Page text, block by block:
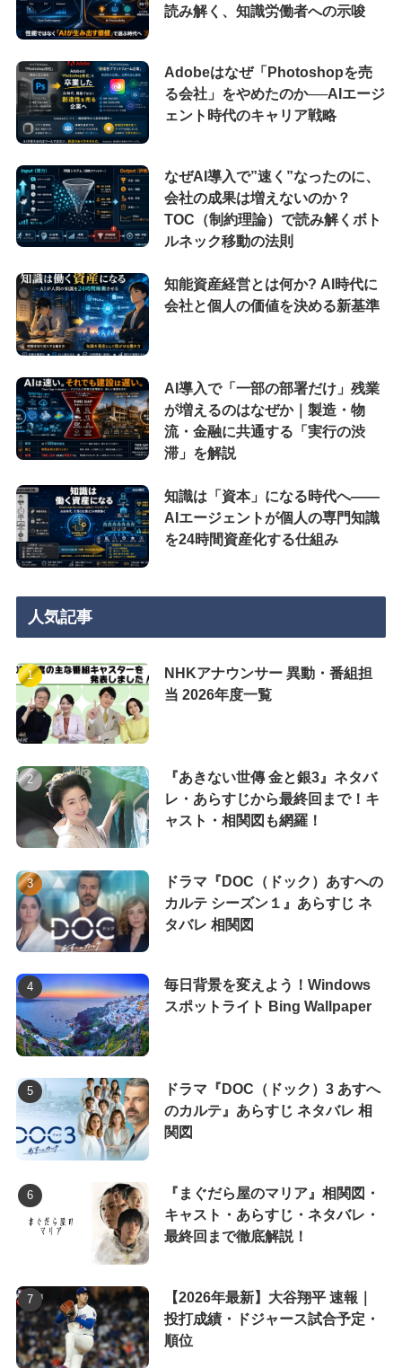
読み解く、知識労働者への示唆
Adobeはなぜ「Photoshopを売
る会社」をやめたのか──AIエージ
ェント時代のキャリア戦略
なぜAI導入で”速く”なったのに、
会社の成果は増えないのか？
TOC（制約理論）で読み解くボト
ルネック移動の法則
知能資産経営とは何か? AI時代に
会社と個人の価値を決める新基準
AI導入で「一部の部署だけ」残業
が増えるのはなぜか｜製造・物
流・金融に共通する「実行の渋
滞」を解説
知識は「資本」になる時代へ——
AIエージェントが個人の専門知識
を24時間資産化する仕組み
人気記事
NHKアナウンサー 異動・番組担
当 2026年度一覧
『あきない世傳 金と銀3』ネタバ
レ・あらすじから最終回まで！キ
ャスト・相関図も網羅！
ドラマ『DOC（ドック）あすへの
カルテ シーズン１』あらすじ ネ
タバレ 相関図
毎日背景を変えよう！Windows
スポットライト Bing Wallpaper
ドラマ『DOC（ドック）3 あすへ
のカルテ』あらすじ ネタバレ 相
関図
『まぐだら屋のマリア』相関図・
キャスト・あらすじ・ネタバレ・
最終回まで徹底解説！
【2026年最新】大谷翔平 速報｜
投打成績・ドジャース試合予定・
順位